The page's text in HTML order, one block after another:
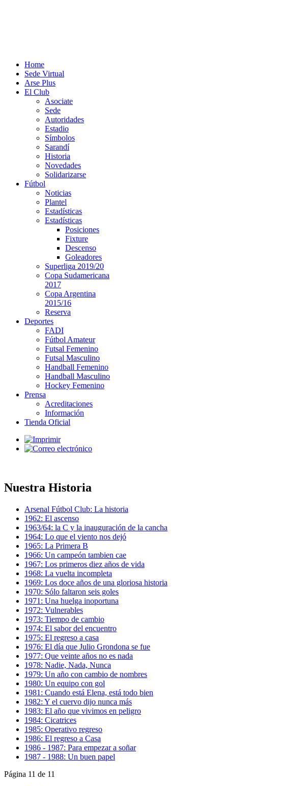
Home
Sede Virtual
Arse Plus
El Club
Asociate
Sede
Autoridades
Estadio
Símbolos
Sarandí
Historia
Novedades
Solidarizarse
Fútbol
Noticias
Plantel
Estadísticas
Estadísticas
Posiciones
Fixture
Descenso
Goleadores
Superliga 2019/20
Copa Sudamericana
2017
Copa Argentina
2015/16
Reserva
Deportes
FADI
Fútbol Amateur
Futsal Femenino
Futsal Masculino
Handball Femenino
Handball Masculino
Hockey Femenino
Prensa
Acreditaciones
Información
Tienda Oficial
Nuestra Historia
Arsenal Fútbol Club: La historia
1962: El ascenso
1963/64: la C y la inauguración de la cancha
1964: Lo que el viento nos dejó
1965: La Primera B
1966: Un campeón tambien cae
1967: Los primeros diez años de vida
1968: La vuelta incompleta
1969: Los doce años de una gloriosa historia
1970: Sólo faltaron seis goles
1971: Una huelga inoportuna
1972: Vulnerables
1973: Tiempo de cambio
1974: El sabor del encuentro
1975: El regreso a casa
1976: El día que Julio Grondona se fue
1977: Que veinte años no es nada
1978: Nadie, Nada, Nunca
1979: Un año con cambio de nombres
1980: Un equipo con gol
1981: Cuando está Elena, está todo bien
1982: Y el cuervo dijo nunca más
1983: El año que vivimos en peligro
1984: Cicatrices
1985: Operativo regreso
1986: El regreso a Casa
1986 - 1987: Para empezar a soñar
1987 - 1988: Un buen papel
Página 11 de 11